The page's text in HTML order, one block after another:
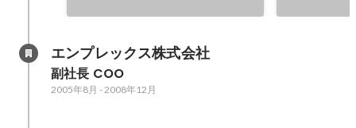
エンプレックス株式会社
副社長 COO
2005年8月 -2008年12月